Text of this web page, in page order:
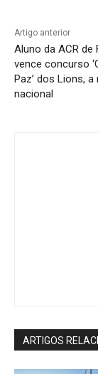
Artigo anterior
Aluno da ACR de
vence concurso
Paz’ dos Lions, a
nacional
ARTIGOS